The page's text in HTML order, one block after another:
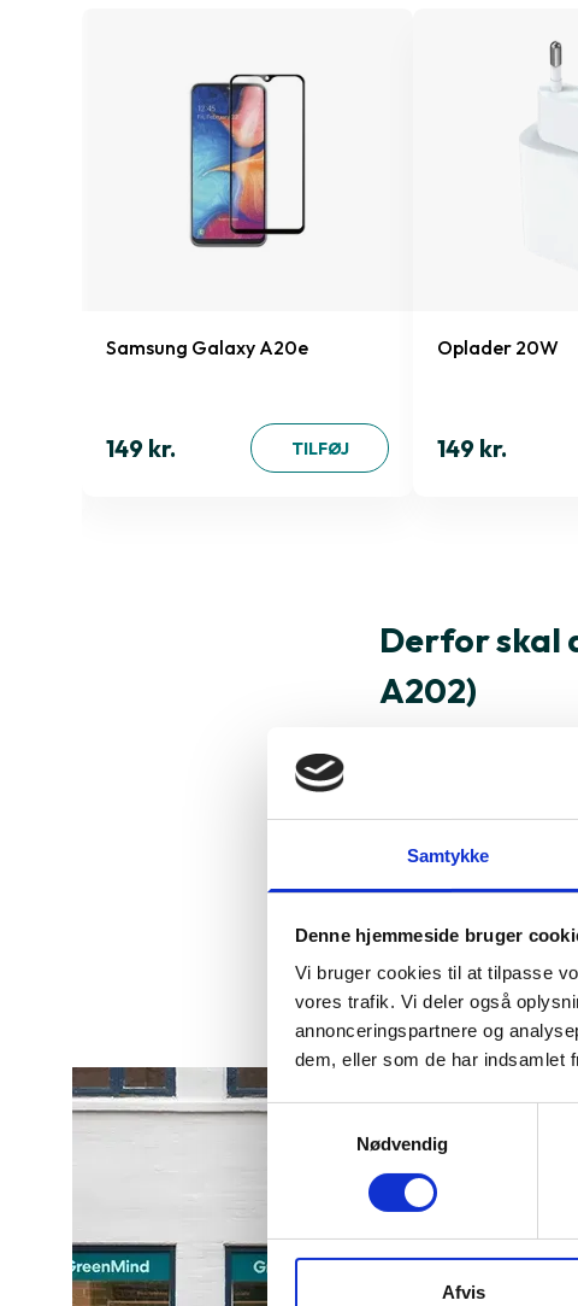
Samtykke
Denne hjemmeside bruger
Vi bruger cookies til at tilpasse
vores trafik. Vi deler også
annonceringspartnere og
dem, eller som de har indsamlet
Samtykkevalg
Nødvendig
Afvis
Samsung Galaxy A20e
149 kr. TILFØJ
Oplader 20W
149 kr.
Derfor skal
A202)
Samsung Exynos
5.8"
144434